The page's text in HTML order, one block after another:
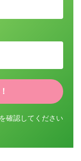
を確認してください